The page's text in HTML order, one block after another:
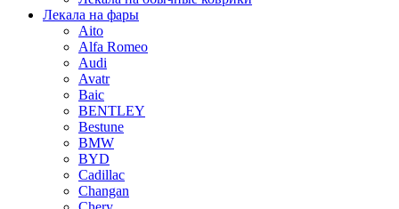
Лекала на фары
Aito
Alfa Romeo
Audi
Avatr
Baic
BENTLEY
Bestune
BMW
BYD
Cadillac
Changan